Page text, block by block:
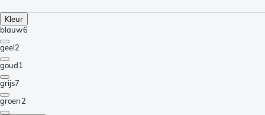
Kleur
blauw6
geel2
goud1
grijs7
groen2